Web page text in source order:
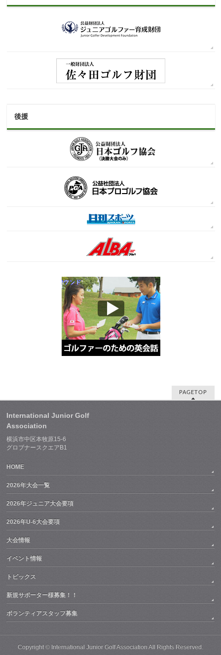
後援
PAGETOP
International Junior Golf
Association
横浜市中区本牧原15-6
グロブナースクエアB1
HOME
2026年大会一覧
2026年ジュニア大会要項
2026年U-6大会要項
大会情報
イベント情報
トピックス
新規サポーター様募集！！
ボランティアスタッフ募集
Copyright © International Junior Golf Association All Rights Reserved.